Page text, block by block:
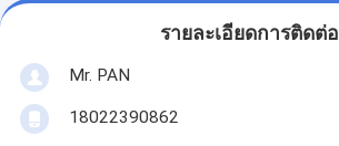
รายละเอียดการติดต่อ
Mr. PAN
18022390862